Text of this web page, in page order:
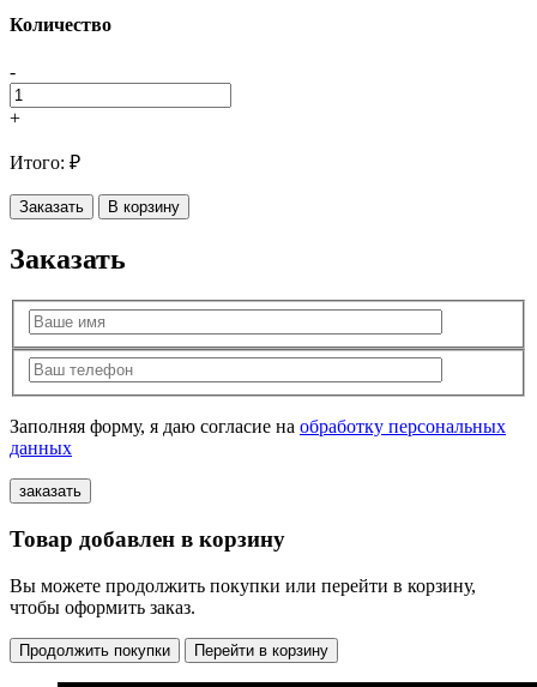
Количество
-
+
Итого: ₽
Заказать В корзину
Заказать
Заполняя форму, я даю согласие на обработку персональных
данных
Товар добавлен в корзину
Вы можете продолжить покупки или перейти в корзину,
чтобы оформить заказ.
Продолжить покупки Перейти в корзину